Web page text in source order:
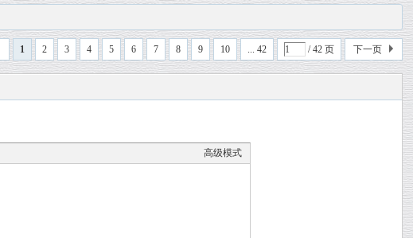
1 2 3 4 5 6 7 8 9 10 ... 42 / 42 页 下一页
高级模式